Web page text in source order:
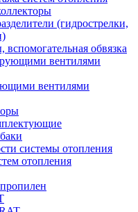
(гидрострелки,
обвязка
вентилями
системы отопления
отопления